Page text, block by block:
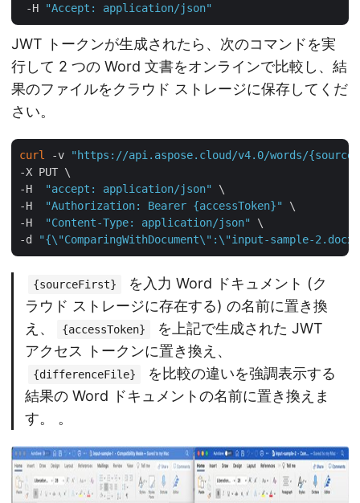
-H
"Accept: application/json"
JWT トークンが生成されたら、次のコマンドを実
行して 2 つの Word 文書をオンラインで比較し、結
果のファイルをクラウド ストレージに保存してくだ
さい。
curl -v
"https://api.aspose.cloud/v4.0/words/
-X PUT \
-H
"accept: application/json"
\
-H
"Authorization: Bearer {accessToken}"
\
-H
"Content-Type: application/json"
\
-d
"{\"ComparingWithDocument\":\"input-sample-
{sourceFirst}
を入力 Word ドキュメント (ク
ラウド ストレージに存在する) の名前に置き換
え、
{accessToken}
を上記で生成された JWT
アクセス トークンに置き換え、
{differenceFile}
を比較の違いを強調表示する
結果の Word ドキュメントの名前に置き換えま
す。 。